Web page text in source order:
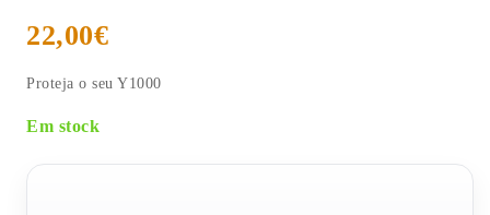
22,00€
Proteja o seu Y1000
Em stock